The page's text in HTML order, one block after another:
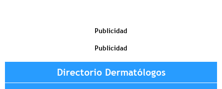
Publicidad
Publicidad
Directorio Dermatólogos